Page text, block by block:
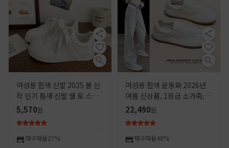
여성용 흰색 신발 2025 봄 신
작 인기 틈새 신발 쉘 토 스니
커즈 학생 다용도 캐주얼 운동
화
5,570원
재구매율27%
여성용 흰색 운동화 2026년
여름 신상품, 1등급 소가죽, 두
꺼운 밑창, 키높이, 다용도, 통
기성, 인터넷 인기 상품, 천연
가죽 캐주얼 슈즈
22,490원
재구매율48%